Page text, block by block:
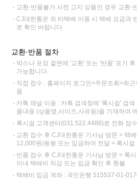
교환·반품불가 사전 고지 상품인 경우 교환·
CJ대한통운 외 타택배 이용 시 택배 요금과
로 확인 바랍니다.
교환·반품 절차
박스나 포장 겉면에 '교환' 또는 '반품' 표기
가능합니다.
직접 접수 : 홈페이지 로그인>주문조회>최
품
카톡 채널 이용 : 카톡 검색창에 '록시걸' 검
품내용 (상품명,사이즈,사유등)을 기재하여
록시걸 고객센터(031.522.4488)로 전화 접수
교환 접수 후 CJ대한통운 기사님 방문 > 택
12,000원)동봉 또는 입금하여 전달 > 록시
반품 접수 후 CJ대한통운 기사님 방문 > 록
이내 택배비 차감 또는 입금 확인 후 환불
택배비 입금 계좌 : 국민은행 515537-01-